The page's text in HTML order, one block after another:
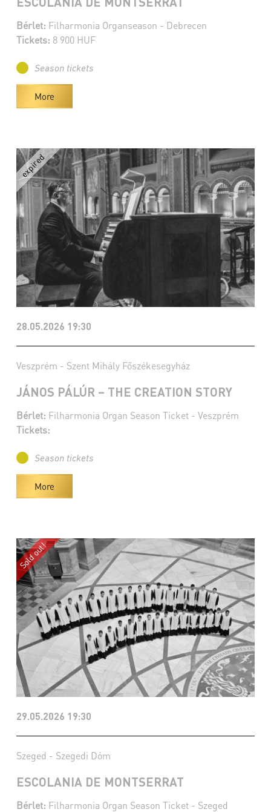
Bérlet: Filharmonia Organseason - Debrecen
Tickets: 8 900 HUF
Season tickets
More
28.05.2026 19:30
Veszprém - Szent Mihály Főszékesegyház
JÁNOS PÁLÚR – THE CREATION STORY
Bérlet: Filharmonia Organ Season Ticket - Veszprém
Tickets:
Season tickets
More
29.05.2026 19:30
Szeged - Szegedi Dóm
ESCOLANIA DE MONTSERRAT
Bérlet: Filharmonia Organ Season Ticket - Szeged